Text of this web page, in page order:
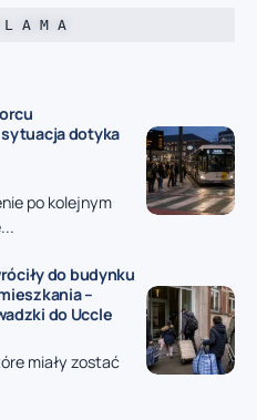
L A M A
dotyka
po kolejnym
do budynku
–
do Uccle
miały zostać